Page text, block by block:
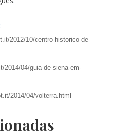
2012/10/centro-historico-de-
2014/04/guia-de-siena-em-
2014/04/volterra.html